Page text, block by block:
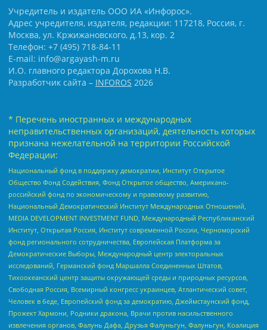
Учредитель и издатель ООО ИА «Инфорос».
Адрес учредителя, издателя, редакции: 117218, Россия, г.
Москва, ул. Кржижановского, д.13, кор. 2
Телефон: +7 (495) 718-84-11
E-mail: info@argayash-m.ru
И.О. главного редактора Дорохова Н.В.
Разработчик сайта – INFOROS 2026
* Перечень иностранных и международных
неправительственных организаций, деятельность которых
признана нежелательной на территории Российской
Федерации:
Национальный фонд в поддержку демократии, Институт Открытое
Общество Фонд Содействия, Фонд Открытое общество, Американо-
российский фонд по экономическому и правовому развитию,
Национальный Демократический Институт Международных Отношений,
MEDIA DEVELOPMENT INVESTMENT FUND, Международный Республиканский
Институт, Открытая Россия, Институт современной России, Черноморский
фонд регионального сотрудничества, Европейская Платформа за
Демократические Выборы, Международный центр электоральных
исследований, Германский фонд Маршалла Соединенных Штатов,
Тихоокеанский центр защиты окружающей среды и природных ресурсов,
Свободная Россия, Всемирный конгресс украинцев, Атлантический совет,
Человек в беде, Европейский фонд за демократию, Джеймстаунский фонд,
Прожект Хармони, Родники дракона, Врачи против насильственного
извлечения органов, Фалунь Дафа, Друзья Фалуньгун, Фалуньгун, Коалиция